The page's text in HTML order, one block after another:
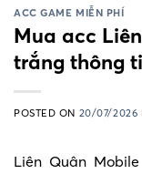
ACC GAME MIỄN PHÍ
Mua acc
trắng thông
POSTED ON 20/07/2026
Liên Quân